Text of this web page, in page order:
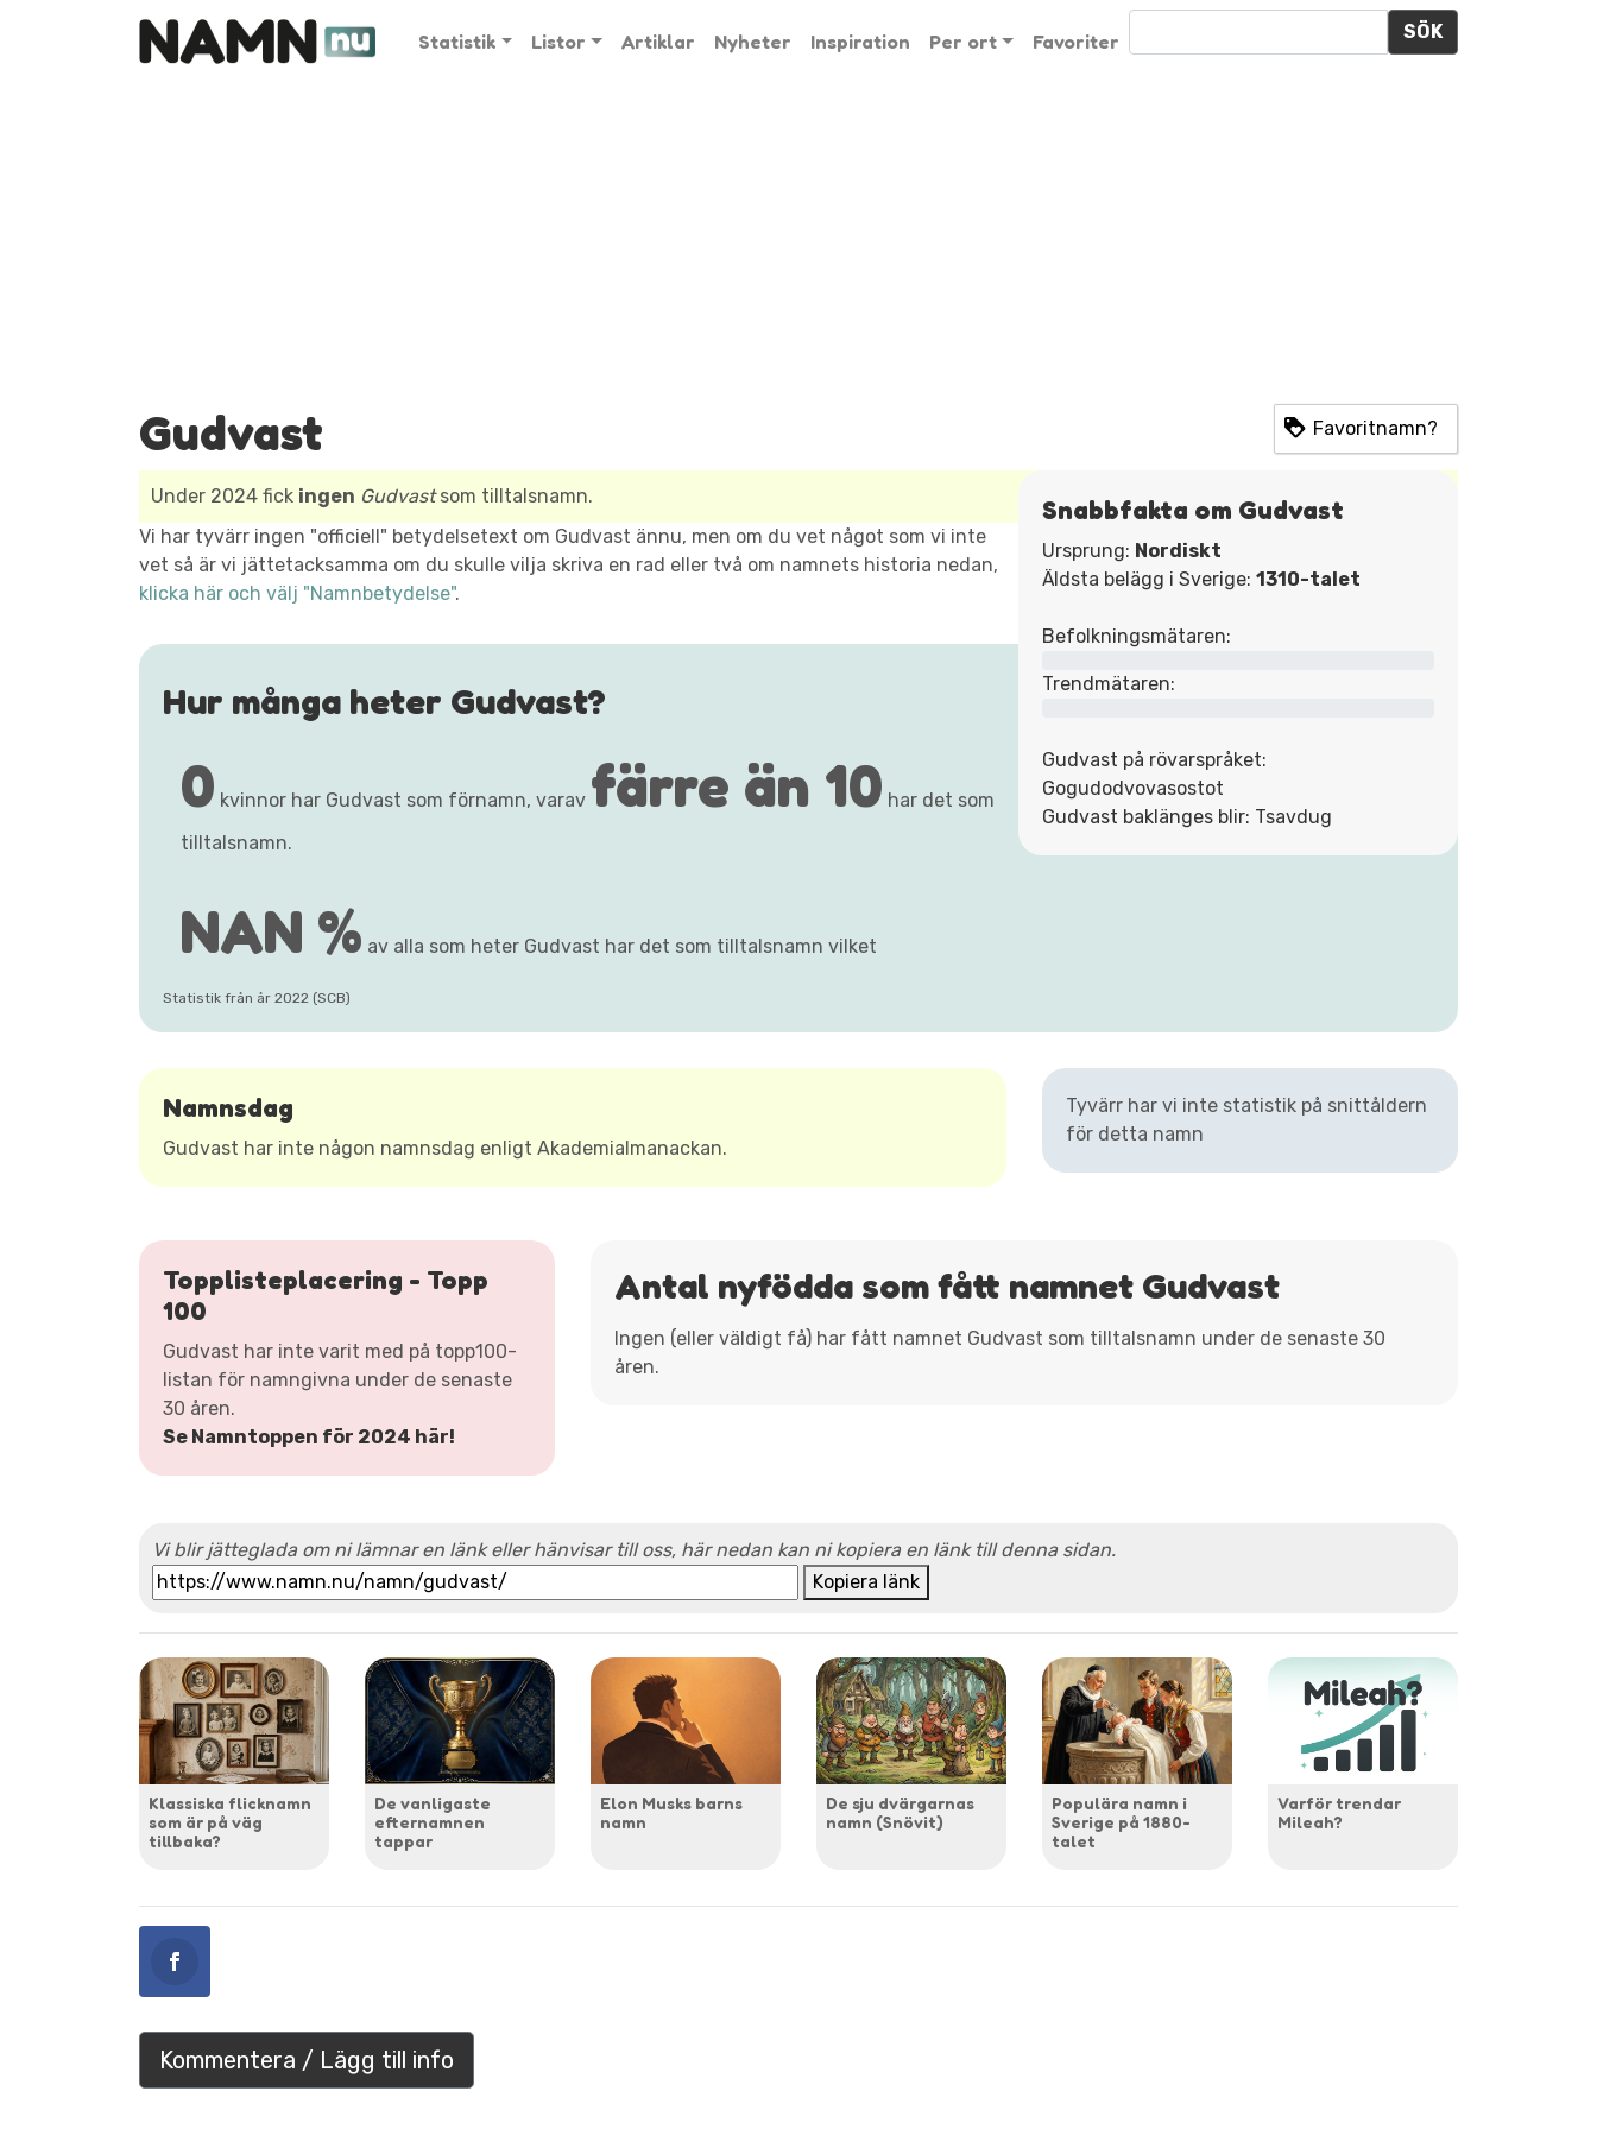
Statistik Listor Artiklar Nyheter Inspiration Per ort Favoriter SÖK
Gudvast Favoritnamn?
Snabbfakta om Gudvast
Ursprung: Nordiskt
Äldsta belägg i Sverige:1310-talet
Befolkningsmätaren:
Trendmätaren:
Gudvast på rövarspråket:
Gogudodvovasostot
Gudvast baklänges blir: Tsavdug
Under 2024 fick ingen Gudvastsom tilltalsnamn.
Vi har tyvärr ingen "officiell" betydelsetext om Gudvast ännu, men om du vet något som vi inte
vet så är vi jättetacksamma om du skulle vilja skriva en rad eller två om namnets historia nedan,
klicka här och välj "Namnbetydelse".
Hur många heter Gudvast?
0 kvinnor har Gudvast som förnamn, varav färre än 10 har det som
tilltalsnamn.
NAN % av alla som heter Gudvast har det som tilltalsnamn vilket
Statistik från år 2022 (SCB)
Namnsdag
Gudvast har inte någon namnsdag enligt Akademialmanackan.
Tyvärr har vi inte statistik på snittåldern
för detta namn
Topplisteplacering - Topp
100
Gudvast har inte varit med på topp100-
listan för namngivna under de senaste
30 åren.
Se Namntoppen för 2024 här!
Antal nyfödda som fått namnet Gudvast
Ingen (eller väldigt få) har fått namnet Gudvast som tilltalsnamn under de senaste 30
åren.
Vi blir jätteglada om ni lämnar en länk eller hänvisar till oss, här nedan kan ni kopiera en länk till denna sidan.
Kopiera länk
Klassiska flicknamn
som är på väg
tillbaka?
De vanligaste
efternamnen
tappar
Elon Musks barns
namn
De sju dvärgarnas
namn (Snövit)
Populära namn i
Sverige på 1880-
talet
Varför trendar
Mileah?
Kommentera / Lägg till info